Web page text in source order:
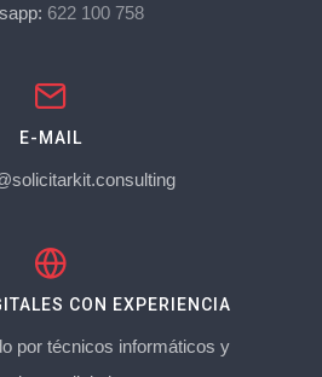
622 100 758
E-MAIL
CON EXPERIENCIA
por técnicos informáticos y